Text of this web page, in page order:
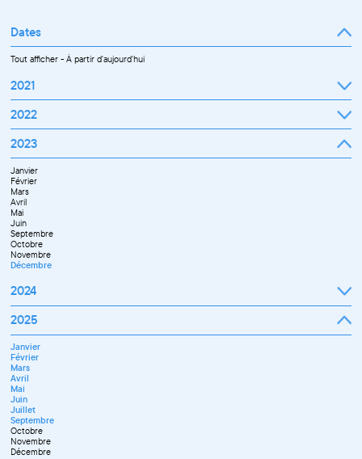
Dates
Tout afficher-À partir d'aujourd'hui
2021
Septembre
Octobre
Novembre
Décembre
2022
Janvier
Février
Mars
Avril
Mai
Juin
Juillet
Septembre
Octobre
Novembre
Décembre
2023
Janvier
Février
Mars
Avril
Mai
Juin
Septembre
Octobre
Novembre
Décembre
2024
Janvier
Mars
Avril
Mai
Juin
Juillet
Septembre
Novembre
Décembre
2025
Janvier
Février
Mars
Avril
Mai
Juin
Juillet
Septembre
Octobre
Novembre
Décembre